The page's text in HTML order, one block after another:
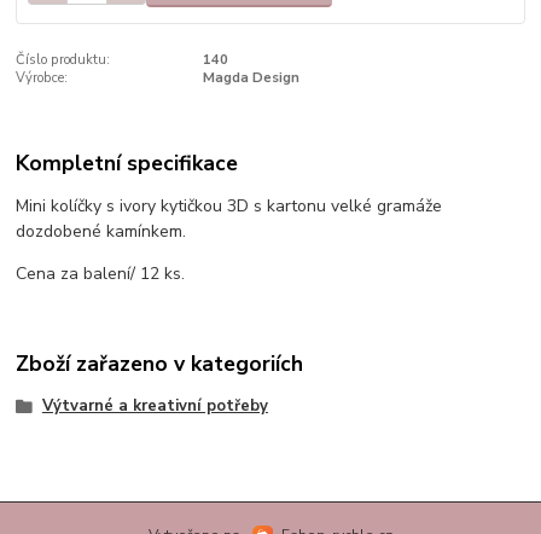
Číslo produktu:
140
Výrobce:
Magda Design
Kompletní specifikace
Mini kolíčky s ivory kytičkou 3D s kartonu velké gramáže
dozdobené kamínkem.
Cena za balení/ 12 ks.
Zboží zařazeno v kategoriích
Výtvarné a kreativní potřeby